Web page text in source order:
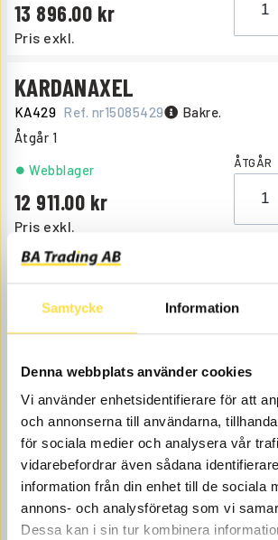
Samtycke Information
Denna webbplats använder cookies
Vi använder enhetsidentifierare för att
och annonserna till användarna,
för sociala medier och analysera vår
vidarebefordrar även sådana
information från din enhet till de sociala
annons- och analysföretag som vi
Dessa kan i sin tur kombinera
Pris exkl.
13 896.00
KARDANAXEL
KA429 Ref. nr15085429 Bakre.
Åtgår 1
Pris exkl.
12 911.00
Webblager ÅTGÅR
AXELKORSSATS
KA247 Ref. nr 1068247 Passar alla
Åtgår5
585.00
Webblager ÅTGÅR